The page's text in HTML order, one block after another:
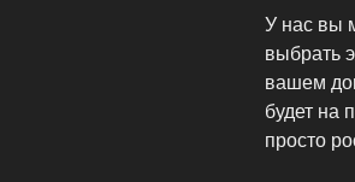
У нас вы
выбрать
вашем
будет на
просто